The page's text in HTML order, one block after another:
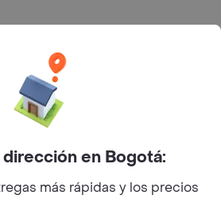
Empanadas
en Bogotá:
más rápidas y los precios